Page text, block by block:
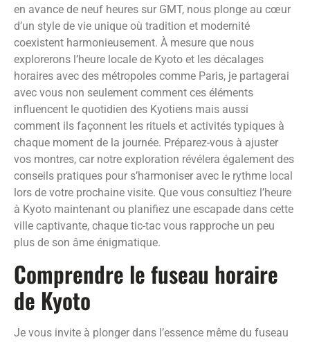
en avance de neuf heures sur GMT, nous plonge au cœur
d’un style de vie unique où tradition et modernité
coexistent harmonieusement. À mesure que nous
explorerons l’heure locale de Kyoto et les décalages
horaires avec des métropoles comme Paris, je partagerai
avec vous non seulement comment ces éléments
influencent le quotidien des Kyotiens mais aussi
comment ils façonnent les rituels et activités typiques à
chaque moment de la journée. Préparez-vous à ajuster
vos montres, car notre exploration révélera également des
conseils pratiques pour s’harmoniser avec le rythme local
lors de votre prochaine visite. Que vous consultiez l’heure
à Kyoto maintenant ou planifiez une escapade dans cette
ville captivante, chaque tic-tac vous rapproche un peu
plus de son âme énigmatique.
Comprendre le fuseau horaire
de Kyoto
Je vous invite à plonger dans l’essence même du fuseau